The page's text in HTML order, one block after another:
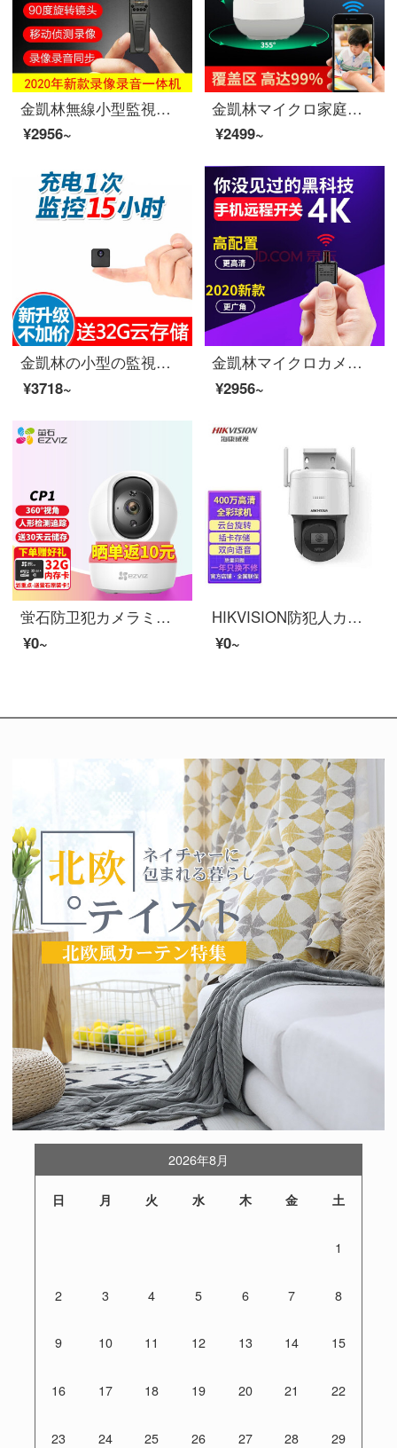
金凱林無線小型監視カメラミニハイビジョン夜間テレビdvd携帯携帯型ビデオテープレコーダービデオ小型モニター1080 P直録64 G版
¥2956~
金凱林マイクロ家庭用無線小型監視カメラwifi携帯電話遠隔移動追跡監視カメラ360度雲台監視カメラ64 Gメモリカード
¥2499~
金凱林の小型の監視カメラの家庭用Wifi室内の夜間テレビの光がない高清の家庭用ネットの携帯電話は遠隔でマイクロカメラの超小型のビデオデッキの無線の高清+64 Gカードを観覧します。
¥3718~
金凱林マイクロカメラヘッド4 K小型監視カメラ無線WiFi遠隔高清無光夜間テレビ家庭用ネットワークカメラミニ超小型監視装置セット標準版+16 Gカード
¥2956~
蛍石防卫犯カメラミン家庭用ワイヤワイファイHD夜視ビデオビデオ360°云台スピンC 6シリーズスヌーモで云モネータCP 1性価格【200万HD】の表示が一致しました。
¥0~
HIKVISION防犯人カメラ4 G物ネットワーク流量版ボール机フルカラナイトビジョンホリモトでHD云台360°スッピン屋外防水监视音声対说3 Q 140万4 Gフルカラインターネットトラフィック版256 Gメモカドを含むオンライントラフィック版
¥0~
2026年8月
日 月 火 水 木 金 土
1
2 3 4 5 6 7 8
9 10 11 12 13 14 15
16 17 18 19 20 21 22
23 24 25 26 27 28 29